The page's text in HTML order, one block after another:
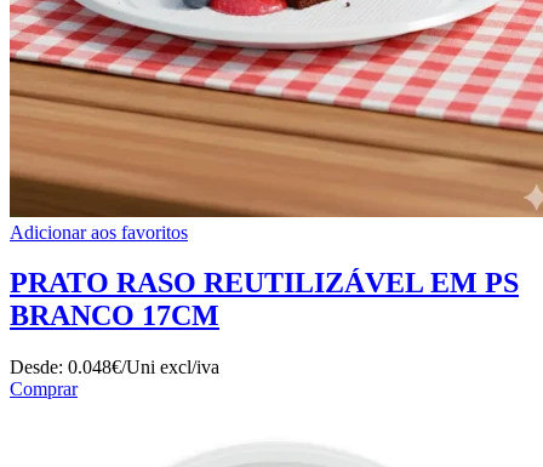
Adicionar aos favoritos
PRATO RASO REUTILIZÁVEL EM PS
BRANCO 17CM
Desde: 0.048€/Uni excl/iva
Comprar